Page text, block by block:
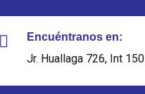
Encuéntranos en:
Jr. Huallaga 726, Int 150